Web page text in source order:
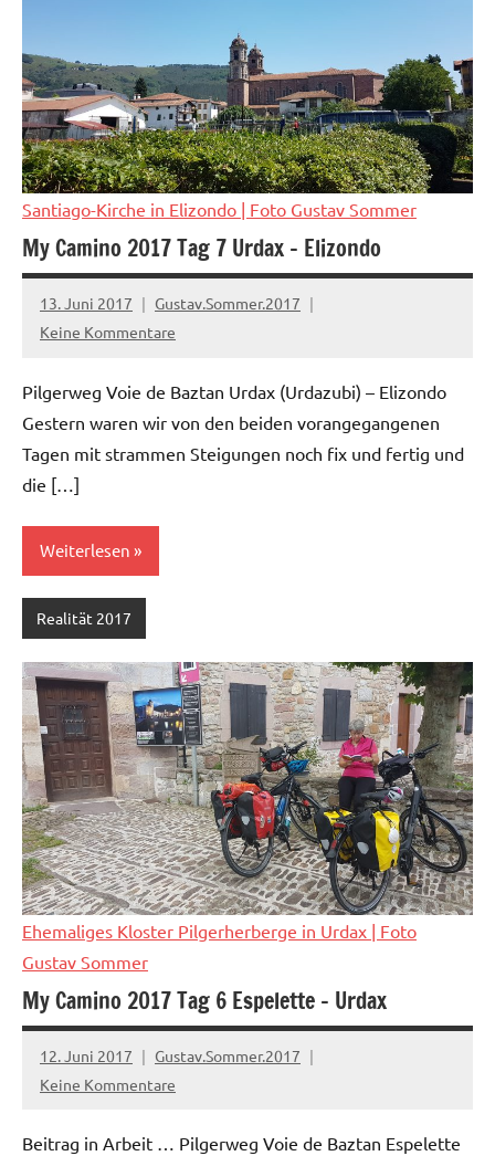
Santiago-Kirche in Elizondo | Foto Gustav Sommer
My Camino 2017 Tag 7 Urdax – Elizondo
13. Juni 2017
Gustav.Sommer.2017
Keine Kommentare
Pilgerweg Voie de Baztan Urdax (Urdazubi) – Elizondo
Gestern waren wir von den beiden vorangegangenen
Tagen mit strammen Steigungen noch fix und fertig und
die […]
Weiterlesen
Realität 2017
Ehemaliges Kloster Pilgerherberge in Urdax | Foto
Gustav Sommer
My Camino 2017 Tag 6 Espelette – Urdax
12. Juni 2017
Gustav.Sommer.2017
Keine Kommentare
Beitrag in Arbeit … Pilgerweg Voie de Baztan Espelette